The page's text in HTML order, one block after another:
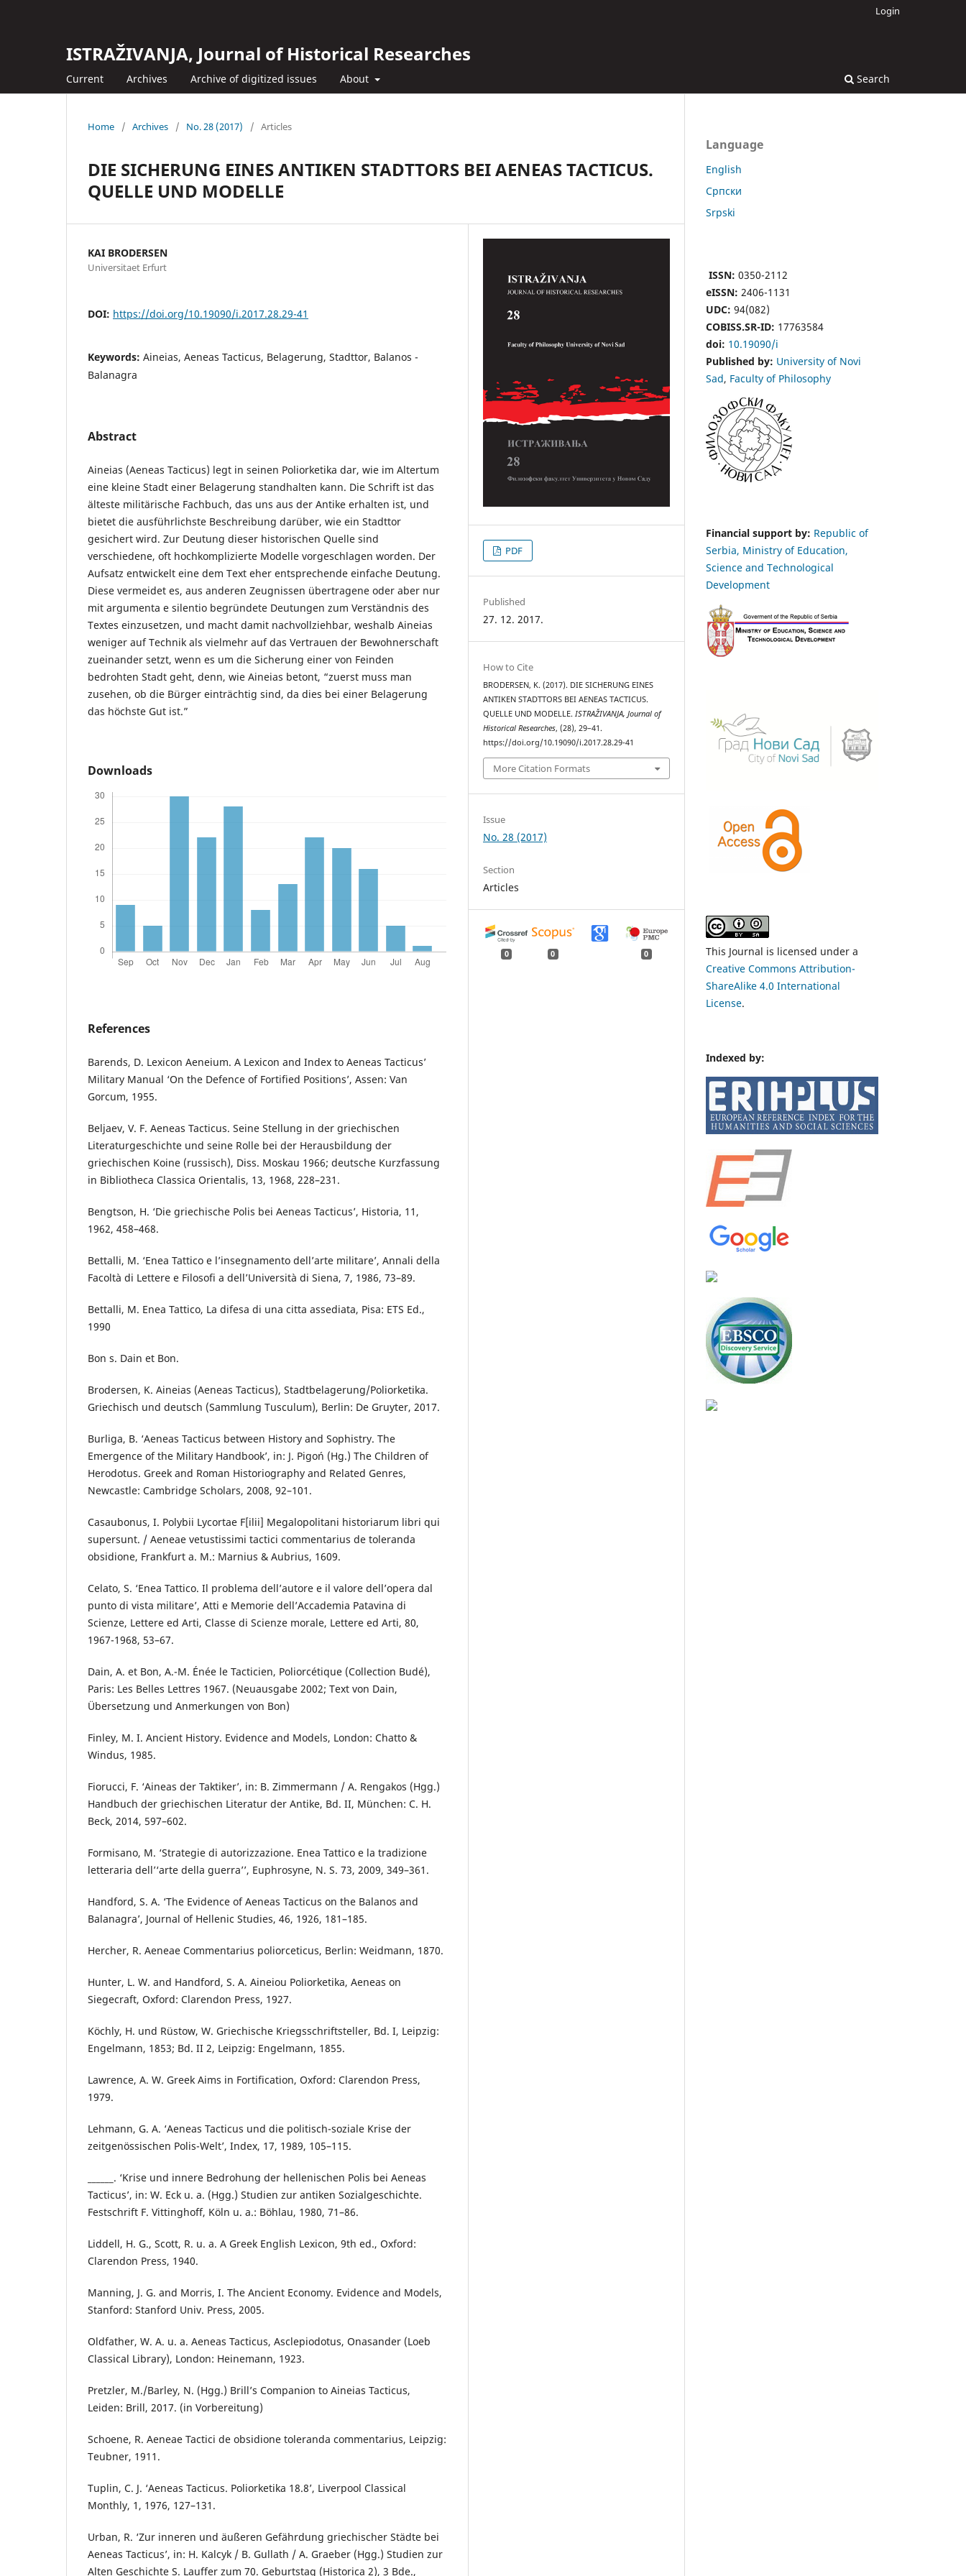
ISTRAŽIVANJA, Јournal of Historical Researches
Current Archives Archive of digitized issues About Search
Login
Home / Archives / No. 28 (2017) / Articles
DIE SICHERUNG EINES ANTIKEN STADTTORS BEI AENEAS TACTICUS.
QUELLE UND MODELLE
KAI BRODERSEN
Universitaet Erfurt
DOI: https://doi.org/10.19090/i.2017.28.29-41
Keywords: Aineias, Aeneas Tacticus, Belagerung, Stadttor, Balanos -
Balanagra
Abstract
Aineias (Aeneas Tacticus) legt in seinen Poliorketika dar, wie im Altertum
eine kleine Stadt einer Belagerung standhalten kann. Die Schrift ist das
älteste militärische Fachbuch, das uns aus der Antike erhalten ist, und
bietet die ausführlichste Beschreibung darüber, wie ein Stadttor
gesichert wird. Zur Deutung dieser historischen Quelle sind
verschiedene, oft hochkomplizierte Modelle vorgeschlagen worden. Der
Aufsatz entwickelt eine dem Text eher entsprechende einfache Deutung.
Diese vermeidet es, aus anderen Zeugnissen übertragene oder aber nur
mit argumenta e silentio begründete Deutungen zum Verständnis des
Textes einzusetzen, und macht damit nachvollziehbar, weshalb Aineias
weniger auf Technik als vielmehr auf das Vertrauen der Bewohnerschaft
zueinander setzt, wenn es um die Sicherung einer von Feinden
bedrohten Stadt geht, denn, wie Aineias betont, “zuerst muss man
zusehen, ob die Bürger einträchtig sind, da dies bei einer Belagerung
das höchste Gut ist.”
Downloads
References
Barends, D. Lexicon Aeneium. A Lexicon and Index to Aeneas Tacticus’
Military Manual ‘On the Defence of Fortified Positions’, Assen: Van
Gorcum, 1955.
Beljaev, V. F. Aeneas Tacticus. Seine Stellung in der griechischen
Literaturgeschichte und seine Rolle bei der Herausbildung der
griechischen Koine (russisch), Diss. Moskau 1966; deutsche Kurzfassung
in Bibliotheca Classica Orientalis, 13, 1968, 228–231.
Bengtson, H. ‘Die griechische Polis bei Aeneas Tacticus’, Historia, 11,
1962, 458–468.
Bettalli, M. ‘Enea Tattico e l’insegnamento dell’arte militare’, Annali della
Facoltà di Lettere e Filosofi a dell’Università di Siena, 7, 1986, 73–89.
Bettalli, M. Enea Tattico, La difesa di una citta assediata, Pisa: ETS Ed.,
1990
Bon s. Dain et Bon.
Brodersen, K. Aineias (Aeneas Tacticus), Stadtbelagerung/Poliorketika.
Griechisch und deutsch (Sammlung Tusculum), Berlin: De Gruyter, 2017.
Burliga, B. ‘Aeneas Tacticus between History and Sophistry. The
Emergence of the Military Handbook’, in: J. Pigoń (Hg.) The Children of
Herodotus. Greek and Roman Historiography and Related Genres,
Newcastle: Cambridge Scholars, 2008, 92–101.
Casaubonus, I. Polybii Lycortae F[ilii] Megalopolitani historiarum libri qui
supersunt. / Aeneae vetustissimi tactici commentarius de toleranda
obsidione, Frankfurt a. M.: Marnius & Aubrius, 1609.
Celato, S. ‘Enea Tattico. Il problema dell’autore e il valore dell’opera dal
punto di vista militare’, Atti e Memorie dell’Accademia Patavina di
Scienze, Lettere ed Arti, Classe di Scienze morale, Lettere ed Arti, 80,
1967-1968, 53–67.
Dain, A. et Bon, A.-M. Énée le Tacticien, Poliorcétique (Collection Budé),
Paris: Les Belles Lettres 1967. (Neuausgabe 2002; Text von Dain,
Übersetzung und Anmerkungen von Bon)
Finley, M. I. Ancient History. Evidence and Models, London: Chatto &
Windus, 1985.
Fiorucci, F. ‘Aineas der Taktiker’, in: B. Zimmermann / A. Rengakos (Hgg.)
Handbuch der griechischen Literatur der Antike, Bd. II, München: C. H.
Beck, 2014, 597–602.
Formisano, M. ‘Strategie di autorizzazione. Enea Tattico e la tradizione
letteraria dell’‘arte della guerra’’, Euphrosyne, N. S. 73, 2009, 349–361.
Handford, S. A. ‘The Evidence of Aeneas Tacticus on the Balanos and
Balanagra’, Journal of Hellenic Studies, 46, 1926, 181–185.
Hercher, R. Aeneae Commentarius poliorceticus, Berlin: Weidmann, 1870.
Hunter, L. W. and Handford, S. A. Aineiou Poliorketika, Aeneas on
Siegecraft, Oxford: Clarendon Press, 1927.
Köchly, H. und Rüstow, W. Griechische Kriegsschriftsteller, Bd. I, Leipzig:
Engelmann, 1853; Bd. II 2, Leipzig: Engelmann, 1855.
Lawrence, A. W. Greek Aims in Fortification, Oxford: Clarendon Press,
1979.
Lehmann, G. A. ‘Aeneas Tacticus und die politisch-soziale Krise der
zeitgenössischen Polis-Welt’, Index, 17, 1989, 105–115.
______. ‘Krise und innere Bedrohung der hellenischen Polis bei Aeneas
Tacticus’, in: W. Eck u. a. (Hgg.) Studien zur antiken Sozialgeschichte.
Festschrift F. Vittinghoff, Köln u. a.: Böhlau, 1980, 71–86.
Liddell, H. G., Scott, R. u. a. A Greek English Lexicon, 9th ed., Oxford:
Clarendon Press, 1940.
Manning, J. G. and Morris, I. The Ancient Economy. Evidence and Models,
Stanford: Stanford Univ. Press, 2005.
Oldfather, W. A. u. a. Aeneas Tacticus, Asclepiodotus, Onasander (Loeb
Classical Library), London: Heinemann, 1923.
Pretzler, M./Barley, N. (Hgg.) Brill’s Companion to Aineias Tacticus,
Leiden: Brill, 2017. (in Vorbereitung)
Schoene, R. Aeneae Tactici de obsidione toleranda commentarius, Leipzig:
Teubner, 1911.
Tuplin, C. J. ‘Aeneas Tacticus. Poliorketika 18.8’, Liverpool Classical
Monthly, 1, 1976, 127–131.
Urban, R. ‘Zur inneren und äußeren Gefährdung griechischer Städte bei
Aeneas Tacticus’, in: H. Kalcyk / B. Gullath / A. Graeber (Hgg.) Studien zur
Alten Geschichte S. Lauffer zum 70. Geburtstag (Historica 2), 3 Bde.,
PDF
Published
27. 12. 2017.
How to Cite
BRODERSEN, K. (2017). DIE SICHERUNG EINES
ANTIKEN STADTTORS BEI AENEAS TACTICUS.
QUELLE UND MODELLE.ISTRAŽIVANJA, Јournal of
Historical Researches, (28), 29–41.
https://doi.org/10.19090/i.2017.28.29-41
More Citation Formats
Issue
No. 28 (2017)
Section
Articles
0 0 0
Language
English
Cрпски
Srpski
ISSN: 0350-2112
eISSN: 2406-1131
UDC: 94(082)
COBISS.SR-ID: 17763584
doi: 10.19090/i
Published by: University of Novi
Sad, Faculty of Philosophy
Financial support by: Republic of
Serbia, Ministry of Education,
Science and Technological
Development
This Journal is licensed under a
Creative Commons Attribution-
ShareAlike 4.0 International
License.
Indexed by: